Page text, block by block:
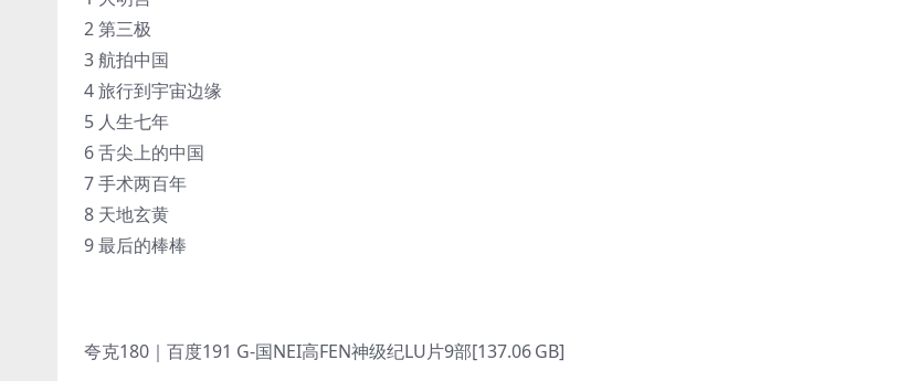
2 第三极
3 航拍中国
4 旅行到宇宙边缘
5 人生七年
6 舌尖上的中国
7 手术两百年
8 天地玄黄
9 最后的棒棒
夸克180｜百度191 G-国NEI高FEN神级纪LU片9部[137.06 GB]